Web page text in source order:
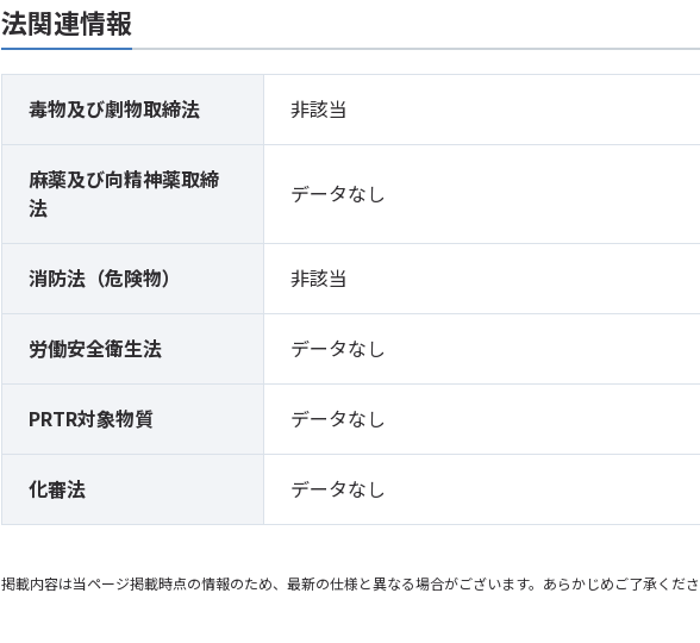
法関連情報
毒物及び劇物取締法 非該当
麻薬及び向精神薬取締
法
データなし
消防法（危険物） 非該当
労働安全衛生法 データなし
PRTR対象物質 データなし
化審法 データなし
掲載内容は当ページ掲載時点の情報のため、最新の仕様と異なる場合がございます。あらかじめご了承くださ